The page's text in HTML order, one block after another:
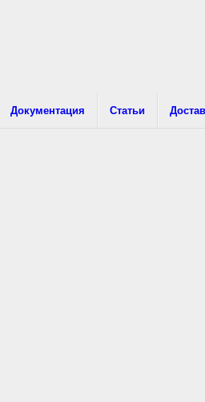
Документация Статьи